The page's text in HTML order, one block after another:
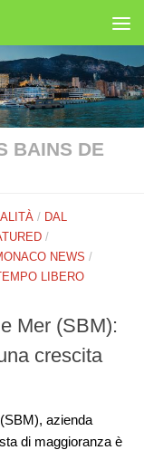
BAINS DE
/ DAL
/
NEWS /
LIBERO
Mer (SBM):
crescita
azienda
di maggioranza è